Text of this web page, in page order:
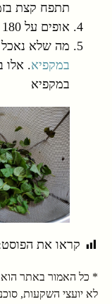
תתפח קצת
אופים על 180 כ-20 דקות או עד שיפה.
מה שלא נאכל
במקפיא. אלו
במקפיא
קראו את
* כל האמור באתר הוא
לא יועצי השקעות,